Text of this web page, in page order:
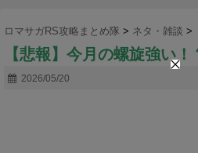
ロマサガRS攻略まとめ隊 > ネタ・雑談 >
【悲報】今月の螺旋強い！
2026/05/20